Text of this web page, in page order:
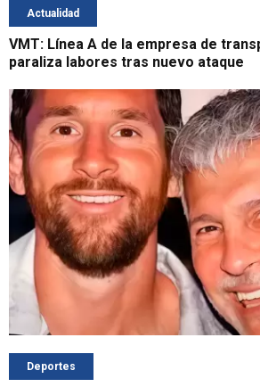
Actualidad
VMT: Línea A de la empresa de
paraliza labores tras nuevo ataque
Deportes